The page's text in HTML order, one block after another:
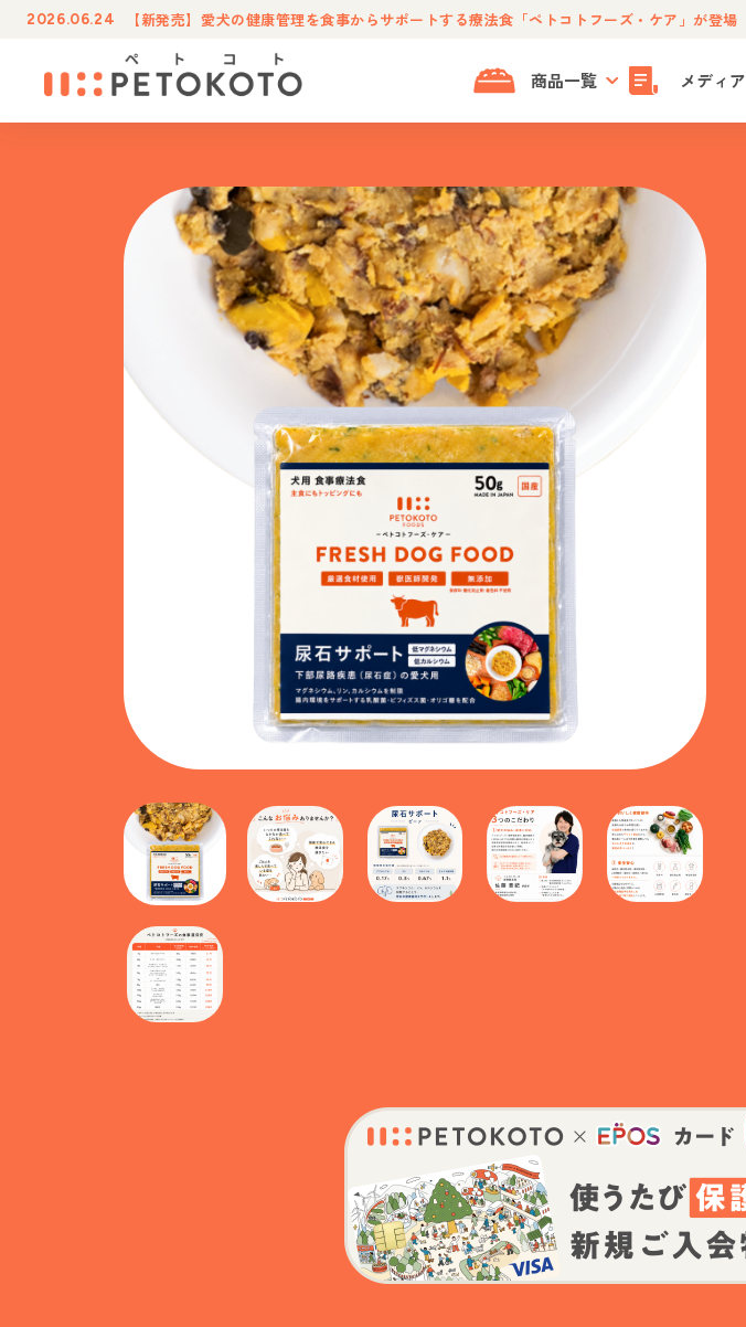
2026.06.24 【新発売】愛犬の健康管理を食事からサポートする療法食「ペトコトフーズ・ケア」が登場
商品一覧 メディア